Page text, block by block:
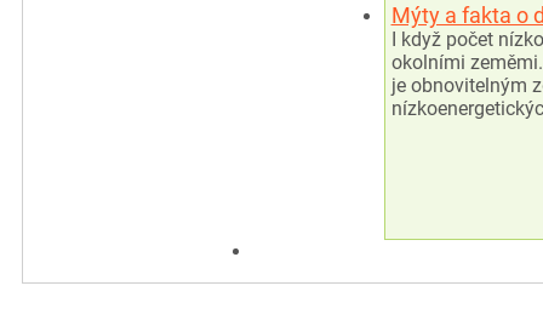
Mýty a fakta o
I když počet
okolními
je obnovitelným